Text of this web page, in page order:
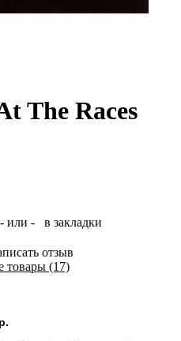
The Races
- или -
в закладки
отзыв
товары (17)